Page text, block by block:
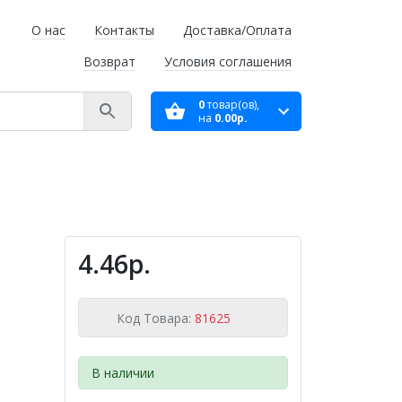
О нас Контакты
Доставка/Оплата
Возврат
Условия соглашения
0товар(ов),
на 0.00р.
4.46р.
Код Товара: 81625
В наличии